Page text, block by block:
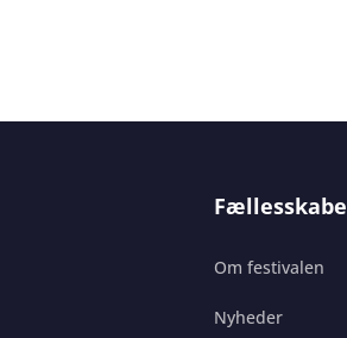
Om festivalen
Nyheder